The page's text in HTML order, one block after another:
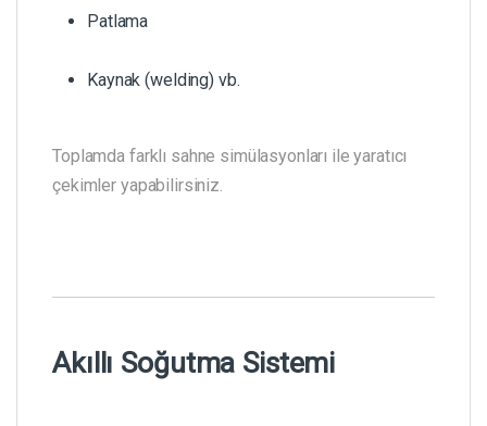
Patlama
Kaynak (welding) vb.
Toplamda farklı sahne simülasyonları ile yaratıcı
çekimler yapabilirsiniz.
Akıllı Soğutma Sistemi